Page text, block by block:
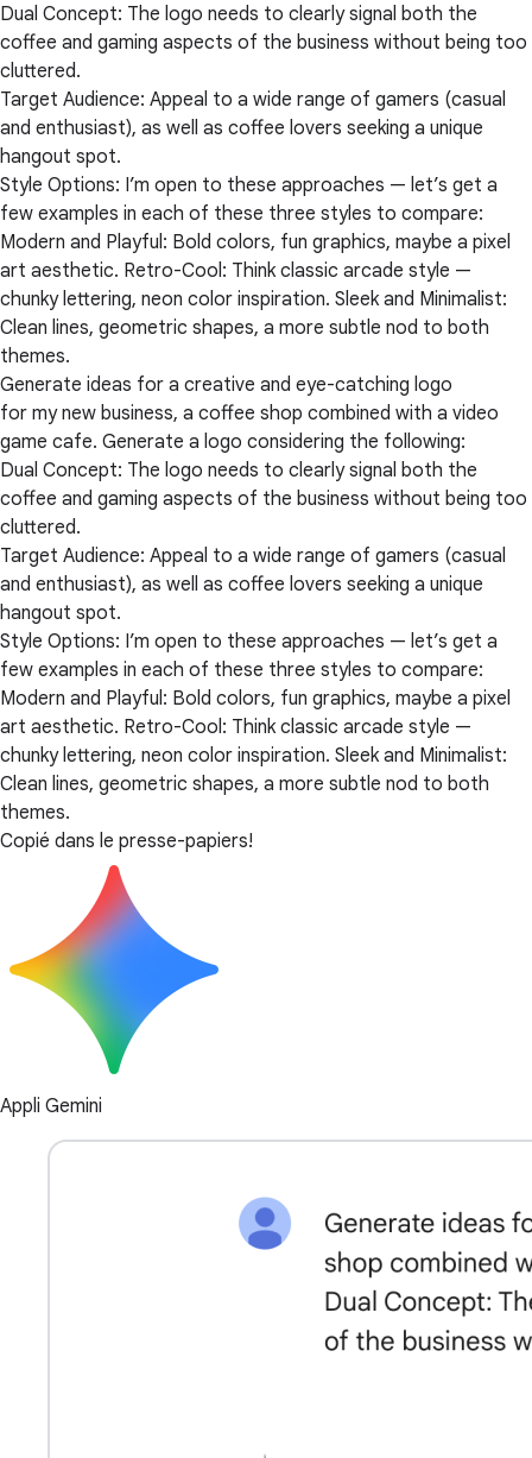
Dual Concept: The logo needs to clearly signal both the
coffee and gaming aspects of the business without being too
cluttered.
Target Audience: Appeal to a wide range of gamers (casual
and enthusiast), as well as coffee lovers seeking a unique
hangout spot.
Style Options: I’m open to these approaches — let’s get a
few examples in each of these three styles to compare:
Modern and Playful: Bold colors, fun graphics, maybe a pixel
art aesthetic. Retro-Cool: Think classic arcade style —
chunky lettering, neon color inspiration. Sleek and Minimalist:
Clean lines, geometric shapes, a more subtle nod to both
themes.
Generate ideas for a creative and eye-catching logo
for my new business, a coffee shop combined with a video
game cafe. Generate a logo considering the following:
Dual Concept: The logo needs to clearly signal both the
coffee and gaming aspects of the business without being too
cluttered.
Target Audience: Appeal to a wide range of gamers (casual
and enthusiast), as well as coffee lovers seeking a unique
hangout spot.
Style Options: I’m open to these approaches — let’s get a
few examples in each of these three styles to compare:
Modern and Playful: Bold colors, fun graphics, maybe a pixel
art aesthetic. Retro-Cool: Think classic arcade style —
chunky lettering, neon color inspiration. Sleek and Minimalist:
Clean lines, geometric shapes, a more subtle nod to both
themes.
Copié dans le presse-papiers!
Appli Gemini